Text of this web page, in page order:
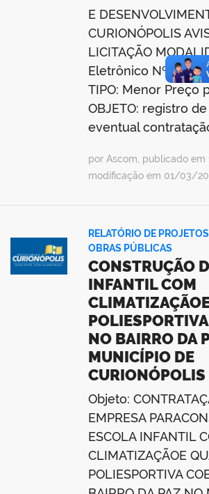
E
CURIONÓPOLIS
LICITAÇÃO
Eletrônico Nº 9/
TIPO: Menor Preço
OBJETO: registro
eventual
por Ascom, publicado em
modificação em 01/03/
RELATÓRIO DE
OBRAS PÚBLICAS
CONSTRUÇÃO
INFANTIL COM
NO BAIRRO DA
MUNICÍPIO DE
CURIONÓPOLIS
Objeto:
EMPRESA
ESCOLA INFANTIL
CLIMATIZAÇÃOE
POLIESPORTIVA